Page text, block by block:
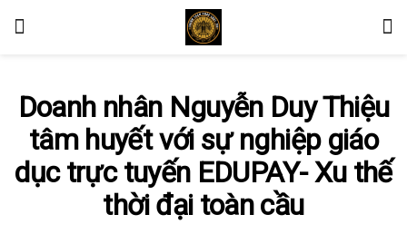
Doanh nhân Nguyễn Duy Thiệu
tâm huyết với sự nghiệp giáo
dục trực tuyến EDUPAY- Xu thế
thời đại toàn cầu